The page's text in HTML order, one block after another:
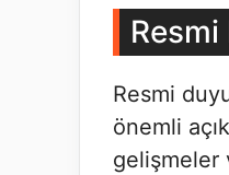
Resmi
önemli
gelişmeler